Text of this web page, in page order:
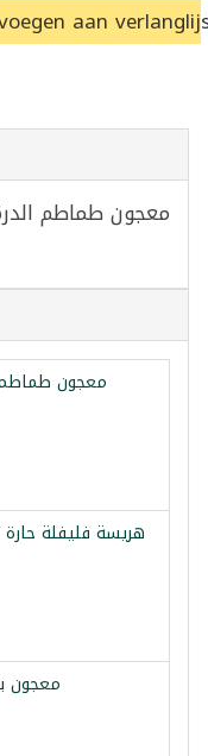
aan
معجون طماطم
هريسة فليفلة حارة
معجون